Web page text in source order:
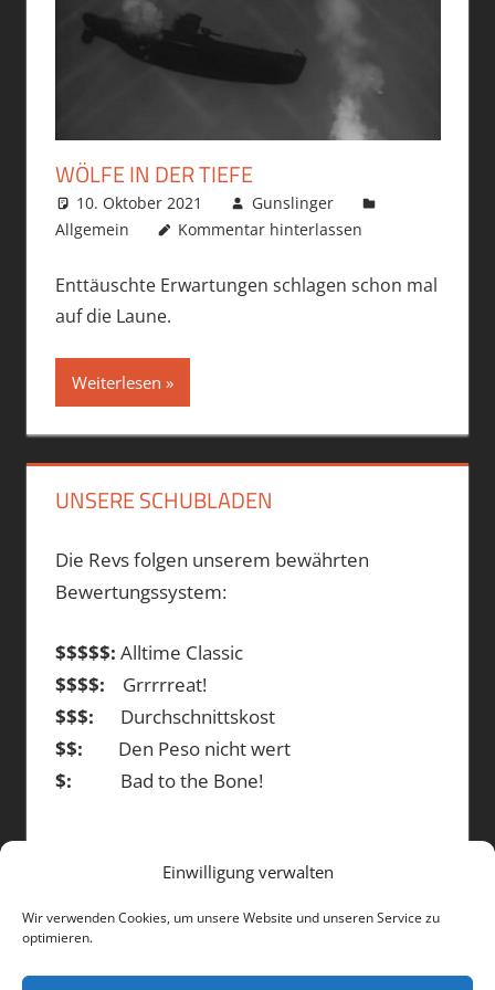
Einwilligung verwalten
Wir verwenden Cookies, um unsere Website und unseren Service zu
optimieren.
WÖLFE IN DER TIEFE
10. Oktober 2021
Gunslinger
Allgemein
Kommentar hinterlassen
Enttäuschte Erwartungen schlagen schon mal
auf die Laune.
Weiterlesen
UNSERE SCHUBLADEN
Die Revs folgen unserem bewährten
Bewertungssystem:
$$$$$: Alltime Classic
$$$$: Grrrrreat!
$$$: Durchschnittskost
$$: Den Peso nicht wert
$: Bad to the Bone!
DIE BEITRÄGE